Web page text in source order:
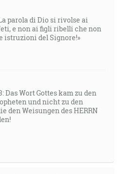
parola di Dio si rivolse ai
e non ai figli ribelli che non
istruzioni del Signore!»
Das Wort Gottes kam zu den
und nicht zu den
den Weisungen des HERRN